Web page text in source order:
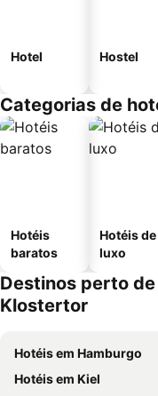
Hotel Hostel
Categorias de
Hotéis
baratos
Hotéis de
luxo
Destinos perto
Klostertor
Hotéis em Hamburgo
Hotéis em Kiel